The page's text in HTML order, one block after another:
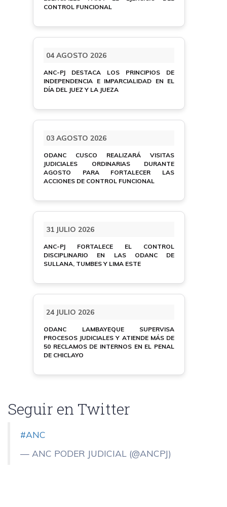
CONTROL FUNCIONAL
04 AGOSTO 2026
ANC-PJ DESTACA LOS PRINCIPIOS DE
INDEPENDENCIA E IMPARCIALIDAD EN EL
DÍA DEL JUEZ Y LA JUEZA
03 AGOSTO 2026
ODANC CUSCO REALIZARÁ VISITAS
JUDICIALES ORDINARIAS DURANTE
AGOSTO PARA FORTALECER LAS
ACCIONES DE CONTROL FUNCIONAL
31 JULIO 2026
ANC-PJ FORTALECE EL CONTROL
DISCIPLINARIO EN LAS ODANC DE
SULLANA, TUMBES Y LIMA ESTE
24 JULIO 2026
ODANC LAMBAYEQUE SUPERVISA
PROCESOS JUDICIALES Y ATIENDE MÁS DE
50 RECLAMOS DE INTERNOS EN EL PENAL
DE CHICLAYO
Seguir en Twitter
#ANC
— ANC PODER JUDICIAL (@ANCPJ)